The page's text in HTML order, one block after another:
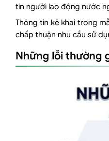
tin người lao động nước
Thông tin kê khai trong
chấp thuận nhu cầu sử
Những lỗi thường